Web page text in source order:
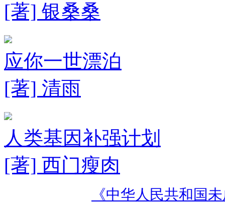
[著] 银桑桑
应你一世漂泊
[著] 清雨
人类基因补强计划
[著] 西门瘦肉
《中华人民共和国